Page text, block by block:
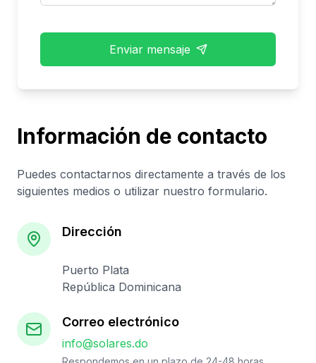
Enviar mensaje
Información de contacto
Puedes contactarnos directamente a través de los
siguientes medios o utilizar nuestro formulario.
Dirección
Puerto Plata
República Dominicana
Correo electrónico
info@solares.do